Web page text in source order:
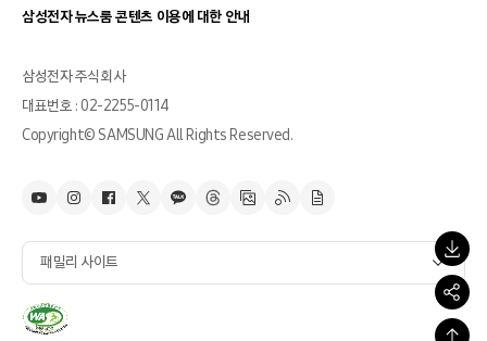
삼성전자 뉴스룸 콘텐츠 이용에 대한 안내
삼성전자 주식회사
대표번호 : 02-2255-0114
Copyright© SAMSUNG All Rights Reserved.
패밀리 사이트